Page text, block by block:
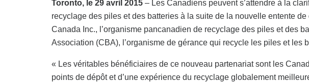
Toronto, le 29 avril 2015 – Les Canadiens peuvent s’attendre à la
recyclage des piles et des batteries à la suite de la nouvelle entente
Canada Inc., l’organisme pancanadien de recyclage des piles et des
Association (CBA), l’organisme de gérance qui recycle les piles et les
« Les véritables bénéficiaires de ce nouveau partenariat sont les
points de dépôt et d’une expérience du recyclage globalement